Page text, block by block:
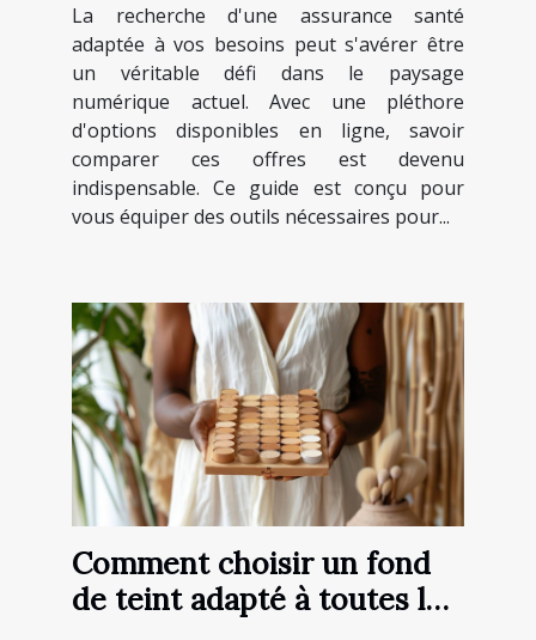
La recherche d'une assurance santé
adaptée à vos besoins peut s'avérer être
un véritable défi dans le paysage
numérique actuel. Avec une pléthore
d'options disponibles en ligne, savoir
comparer ces offres est devenu
indispensable. Ce guide est conçu pour
vous équiper des outils nécessaires pour...
Comment choisir un fond
de teint adapté à toutes les